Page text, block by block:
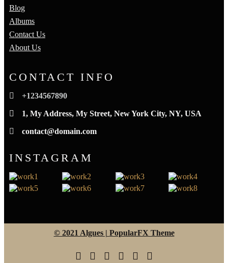
Blog
Albums
Contact Us
About Us
CONTACT INFO
+1234567890
1, My Address, My Street, New York City, NY, USA
contact@domain.com
INSTAGRAM
© 2021 Algues | PopularFX Theme